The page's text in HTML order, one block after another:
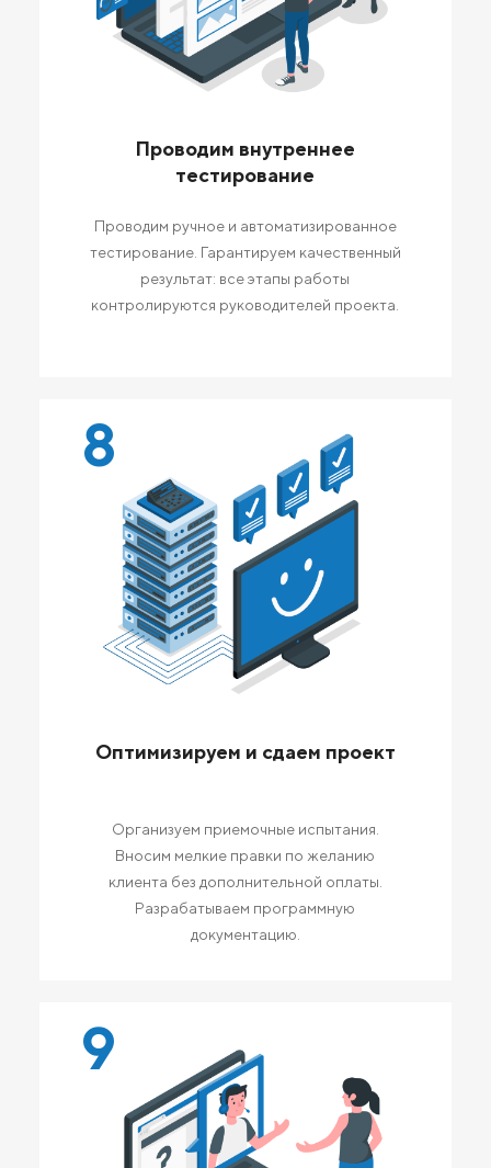
Проводим внутреннее
тестирование
Проводим ручное и автоматизированное
тестирование. Гарантируем качественный
результат: все этапы работы
контролируются руководителей проекта.
8
Оптимизируем и сдаем проект
Организуем приемочные испытания.
Вносим мелкие правки по желанию
клиента без дополнительной оплаты.
Разрабатываем программную
документацию.
9